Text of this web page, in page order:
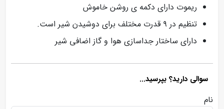
ریموت دارای دکمه ی روشن خاموش
تنظیم در ۹ قدرت مختلف برای دوشیدن شیر است.
دارای ساختار جداسازی هوا و گاز اضافی شیر
سوالی دارید؟ بپرسید...
نام